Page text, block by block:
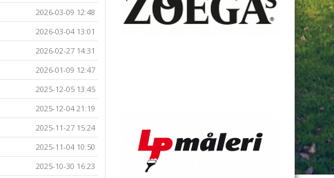
2026-03-09 12:48
2026-03-04 13:01
2026-02-27 14:31
2026-01-09 12:47
2025-12-05 13:45
2025-12-04 21:19
2025-11-27 15:24
2025-11-04 10:50
2025-10-30 16:23